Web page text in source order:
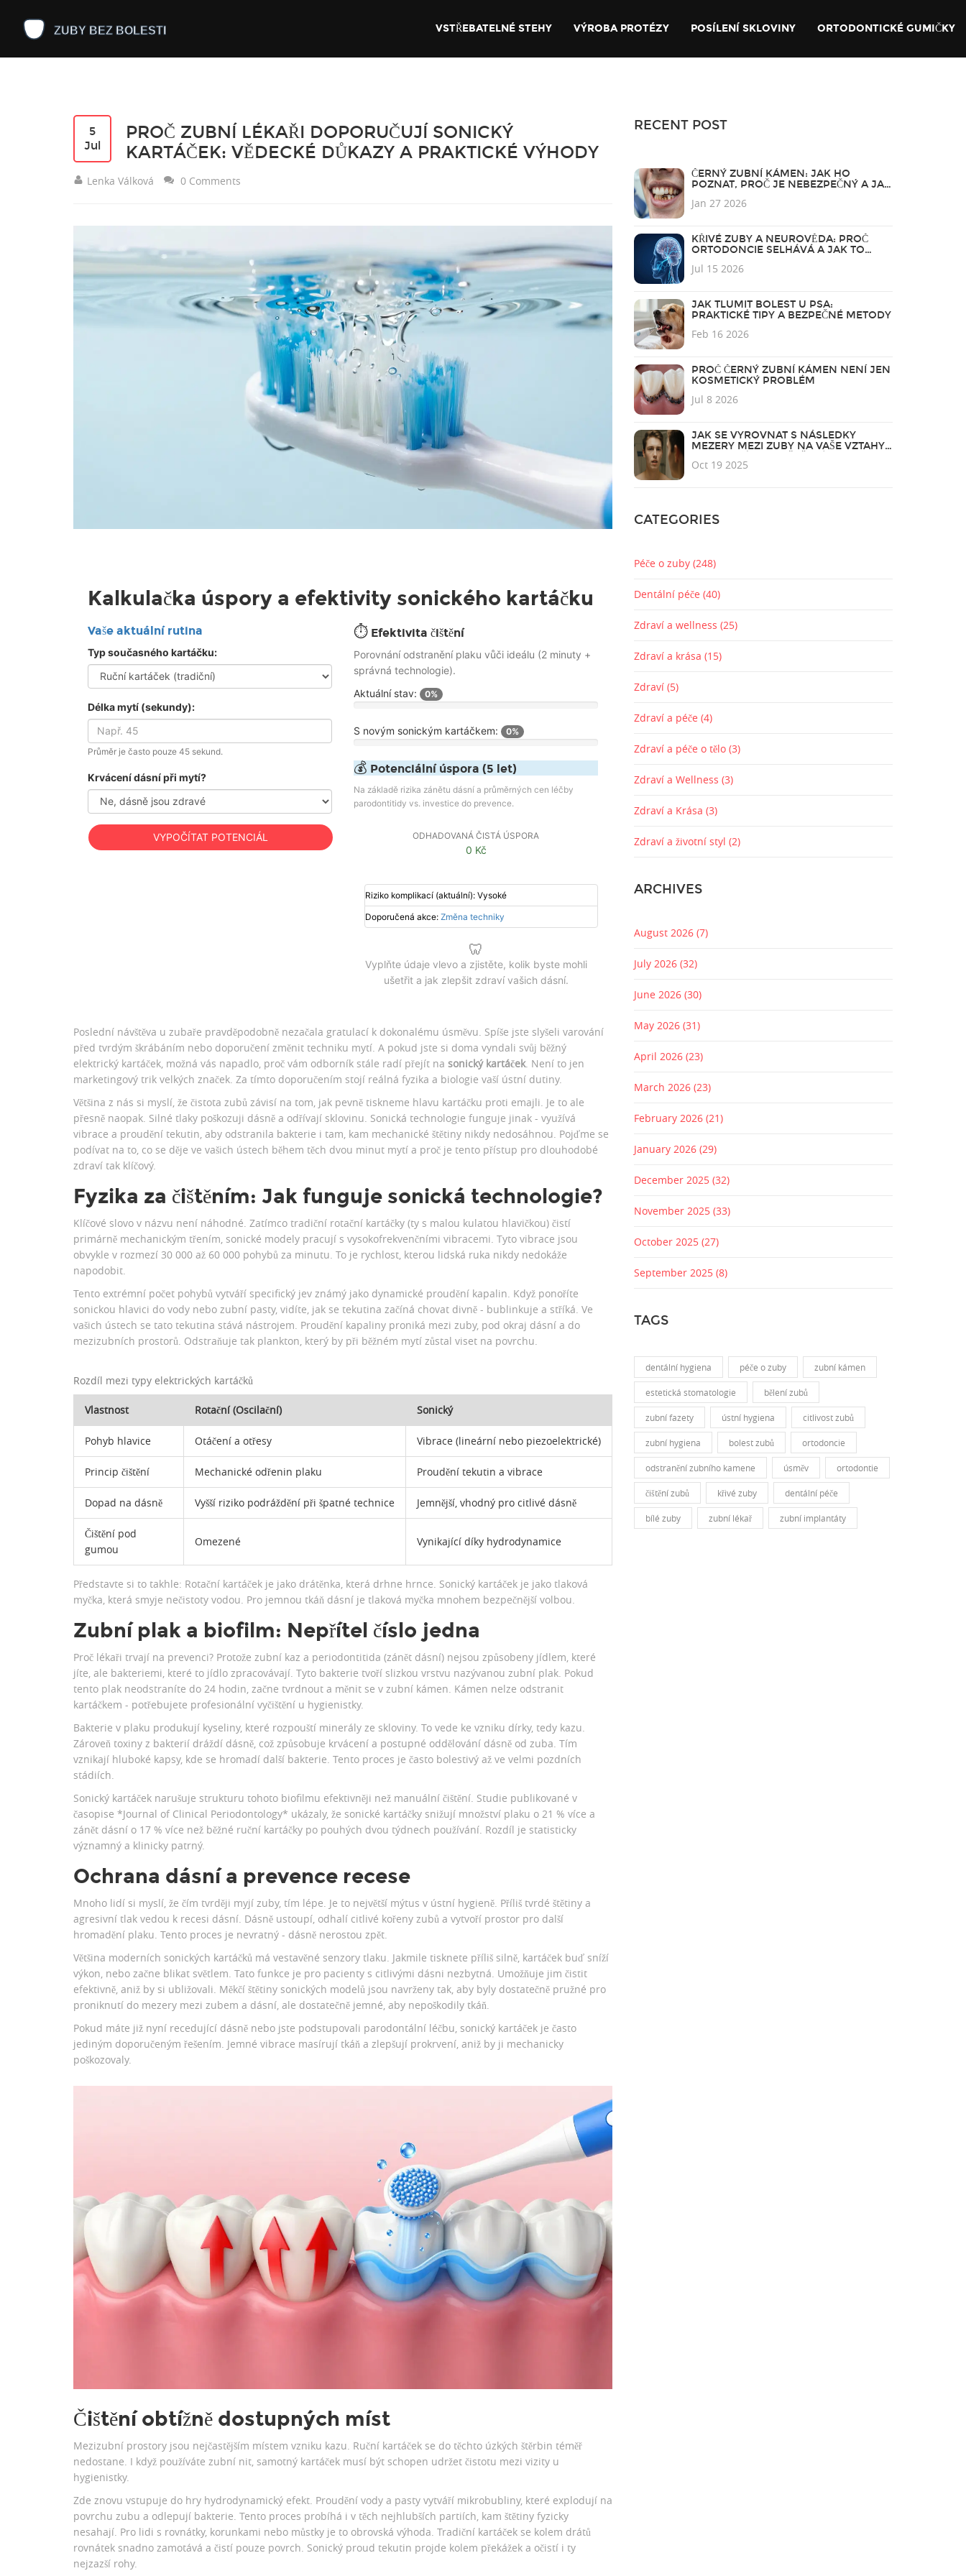
VSTŘEBATELNÉ STEHY VÝROBA PROTÉZY POSÍLENÍ SKLOVINY ORTODONTICKÉ GUMIČKY
5
Jul
PROČ ZUBNÍ LÉKAŘI DOPORUČUJÍ SONICKÝ
KARTÁČEK: VĚDECKÉ DŮKAZY A PRAKTICKÉ VÝHODY
Lenka Válková 0 Comments
Kalkulačka úspory a efektivity sonického kartáčku
Vaše aktuální rutina
Typ současného kartáčku:
Délka mytí (sekundy):
Průměr je často pouze 45 sekund.
Krvácení dásní při mytí?
VYPOČÍTAT POTENCIÁL
⏱️ Efektivita čištění
Porovnání odstranění plaku vůči ideálu (2 minuty +
správná technologie).
Aktuální stav:
0%
S novým sonickým kartáčkem: 0%
💰 Potenciální úspora (5 let)
Na základě rizika zánětu dásní a průměrných cen léčby
parodontitidy vs. investice do prevence.
ODHADOVANÁ ČISTÁ ÚSPORA
0 Kč
Riziko komplikací (aktuální): Vysoké
Doporučená akce: Změna techniky
🦷
Vyplňte údaje vlevo a zjistěte, kolik byste mohli
ušetřit a jak zlepšit zdraví vašich dásní.
Poslední návštěva u zubaře pravděpodobně nezačala gratulací k dokonalému úsměvu. Spíše jste slyšeli varování
před tvrdým škrábáním nebo doporučení změnit techniku mytí. A pokud jste si doma vyndali svůj běžný
elektrický kartáček, možná vás napadlo, proč vám odborník stále radí přejít na sonický kartáček. Není to jen
marketingový trik velkých značek. Za tímto doporučením stojí reálná fyzika a biologie vaší ústní dutiny.
Většina z nás si myslí, že čistota zubů závisí na tom, jak pevně tiskneme hlavu kartáčku proti emajli. Je to ale
přesně naopak. Silné tlaky poškozuji dásně a odřívají sklovinu. Sonická technologie funguje jinak - využívá
vibrace a proudění tekutin, aby odstranila bakterie i tam, kam mechanické štětiny nikdy nedosáhnou. Pojďme se
podívat na to, co se děje ve vašich ústech během těch dvou minut mytí a proč je tento přístup pro dlouhodobé
zdraví tak klíčový.
Fyzika za čištěním: Jak funguje sonická technologie?
Klíčové slovo v názvu není náhodné. Zatímco tradiční rotační kartáčky (ty s malou kulatou hlavičkou) čistí
primárně mechanickým třením, sonické modely pracují s vysokofrekvenčními vibracemi. Tyto vibrace jsou
obvykle v rozmezí 30 000 až 60 000 pohybů za minutu. To je rychlost, kterou lidská ruka nikdy nedokáže
napodobit.
Tento extrémní počet pohybů vytváří specifický jev známý jako dynamické proudění kapalin. Když ponoříte
sonickou hlavici do vody nebo zubní pasty, vidíte, jak se tekutina začíná chovat divně - bublinkuje a stříká. Ve
vašich ústech se tato tekutina stává nástrojem. Proudění kapaliny proniká mezi zuby, pod okraj dásní a do
mezizubních prostorů. Odstraňuje tak plankton, který by při běžném mytí zůstal viset na povrchu.
Rozdíl mezi typy elektrických kartáčků
Vlastnost Rotační (Oscilační) Sonický
Pohyb hlavice Otáčení a otřesy Vibrace (lineární nebo piezoelektrické)
Princip čištění Mechanické odřenin plaku Proudění tekutin a vibrace
Dopad na dásně Vyšší riziko podráždění při špatné technice Jemnější, vhodný pro citlivé dásně
Čištění pod
gumou
Omezené Vynikající díky hydrodynamice
Představte si to takhle: Rotační kartáček je jako drátěnka, která drhne hrnce. Sonický kartáček je jako tlaková
myčka, která smyje nečistoty vodou. Pro jemnou tkáň dásní je tlaková myčka mnohem bezpečnější volbou.
Zubní plak a biofilm: Nepřítel číslo jedna
Proč lékaři trvají na prevenci? Protože zubní kaz a periodontitida (zánět dásní) nejsou způsobeny jídlem, které
jíte, ale bakteriemi, které to jídlo zpracovávají. Tyto bakterie tvoří slizkou vrstvu nazývanou zubní plak. Pokud
tento plak neodstraníte do 24 hodin, začne tvrdnout a měnit se v zubní kámen. Kámen nelze odstranit
kartáčkem - potřebujete profesionální vyčištění u hygienistky.
Bakterie v plaku produkují kyseliny, které rozpouští minerály ze skloviny. To vede ke vzniku dírky, tedy kazu.
Zároveň toxiny z bakterií dráždí dásně, což způsobuje krvácení a postupné oddělování dásně od zuba. Tím
vznikají hluboké kapsy, kde se hromadí další bakterie. Tento proces je často bolestivý až ve velmi pozdních
stádiích.
Sonický kartáček narušuje strukturu tohoto biofilmu efektivněji než manuální čištění. Studie publikované v
časopise *Journal of Clinical Periodontology* ukázaly, že sonické kartáčky snižují množství plaku o 21 % více a
zánět dásní o 17 % více než běžné ruční kartáčky po pouhých dvou týdnech používání. Rozdíl je statisticky
významný a klinicky patrný.
Ochrana dásní a prevence recese
Mnoho lidí si myslí, že čím tvrději myjí zuby, tím lépe. Je to největší mýtus v ústní hygieně. Příliš tvrdé štětiny a
agresivní tlak vedou k recesi dásní. Dásně ustoupí, odhalí citlivé kořeny zubů a vytvoří prostor pro další
hromadění plaku. Tento proces je nevratný - dásně nerostou zpět.
Většina moderních sonických kartáčků má vestavěné senzory tlaku. Jakmile tisknete příliš silně, kartáček buď sníží
výkon, nebo začne blikat světlem. Tato funkce je pro pacienty s citlivými dásni nezbytná. Umožňuje jim čistit
efektivně, aniž by si ubližovali. Měkčí štětiny sonických modelů jsou navrženy tak, aby byly dostatečně pružné pro
proniknutí do mezery mezi zubem a dásní, ale dostatečně jemné, aby nepoškodily tkáň.
Pokud máte již nyní recedující dásně nebo jste podstupovali parodontální léčbu, sonický kartáček je často
jediným doporučeným řešením. Jemné vibrace masírují tkáň a zlepšují prokrvení, aniž by ji mechanicky
poškozovaly.
Čištění obtížně dostupných míst
Mezizubní prostory jsou nejčastějším místem vzniku kazu. Ruční kartáček se do těchto úzkých štěrbin téměř
nedostane. I když používáte zubní nit, samotný kartáček musí být schopen udržet čistotu mezi vizity u
hygienistky.
Zde znovu vstupuje do hry hydrodynamický efekt. Proudění vody a pasty vytváří mikrobubliny, které explodují na
povrchu zubu a odlepují bakterie. Tento proces probíhá i v těch nejhlubších partiích, kam štětiny fyzicky
nesahají. Pro lidi s rovnátky, korunkami nebo můstky je to obrovská výhoda. Tradiční kartáček se kolem drátů
rovnátek snadno zamotává a čistí pouze povrch. Sonický proud tekutin projde kolem překážek a očistí i ty
nejzazší rohy.
RECENT POST
ČERNÝ ZUBNÍ KÁMEN: JAK HO
POZNAT, PROČ JE NEBEZPEČNÝ A JAK
Jan 27 2026
KŘIVÉ ZUBY A NEUROVĚDA: PROČ
ORTODONCIE SELHÁVÁ A JAK TO
Jul 15 2026
JAK TLUMIT BOLEST U PSA:
PRAKTICKÉ TIPY A BEZPEČNÉ METODY
Feb 16 2026
PROČ ČERNÝ ZUBNÍ KÁMEN NENÍ JEN
KOSMETICKÝ PROBLÉM
Jul 8 2026
JAK SE VYROVNAT S NÁSLEDKY
MEZERY MEZI ZUBY NA VAŠE VZTAHY -
Oct 19 2025
CATEGORIES
Péče o zuby (248)
Dentální péče (40)
Zdraví a wellness (25)
Zdraví a krása (15)
Zdraví (5)
Zdraví a péče (4)
Zdraví a péče o tělo (3)
Zdraví a Wellness (3)
Zdraví a Krása (3)
Zdraví a životní styl (2)
ARCHIVES
August 2026 (7)
July 2026 (32)
June 2026 (30)
May 2026 (31)
April 2026 (23)
March 2026 (23)
February 2026 (21)
January 2026 (29)
December 2025 (32)
November 2025 (33)
October 2025 (27)
September 2025 (8)
TAGS
dentální hygiena péče o zuby zubní kámen
estetická stomatologie bělení zubů
zubní fazety ústní hygiena citlivost zubů
zubní hygiena bolest zubů ortodoncie
odstranění zubního kamene úsměv ortodontie
čištění zubů křivé zuby dentální péče
bílé zuby zubní lékař zubní implantáty